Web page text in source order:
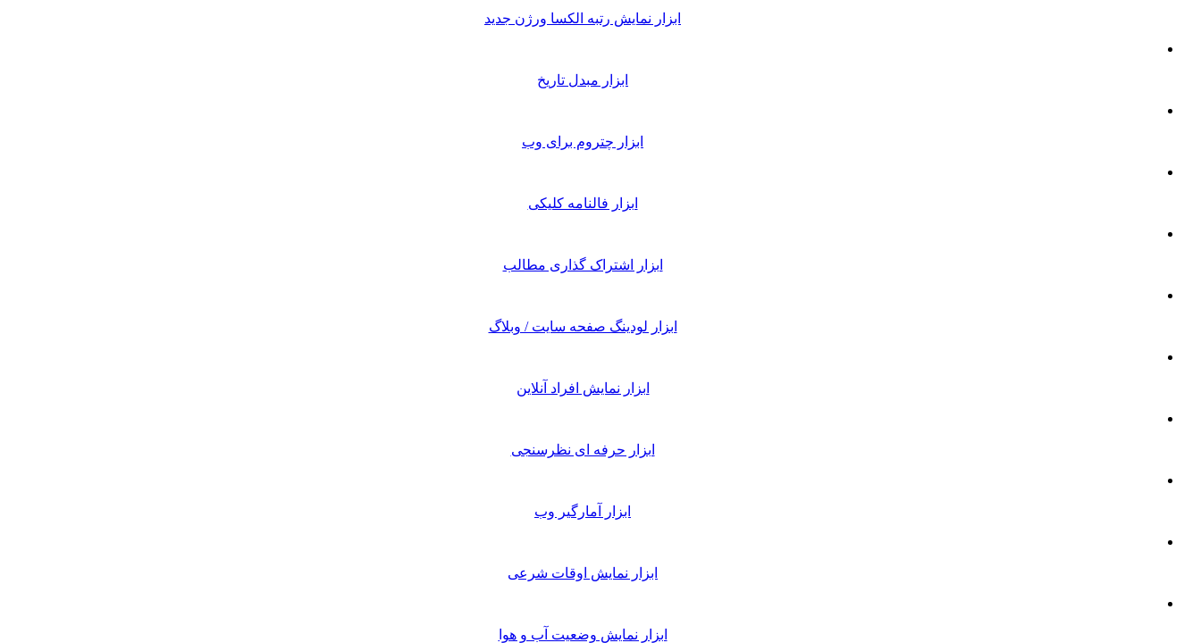
ابزار نمایش رتبه الکسا ورژن جدید
ابزار مبدل تاریخ
ابزار چتروم برای وب
ابزار فالنامه کلیکی
ابزار اشتراک گذاری مطالب
ابزار لودینگ صفحه سایت / وبلاگ
ابزار نمایش افراد آنلاین
ابزار حرفه ای نظرسنجی
ابزار آمارگیر وب
ابزار نمایش اوقات شرعی
ابزار نمایش وضعیت آب و هوا